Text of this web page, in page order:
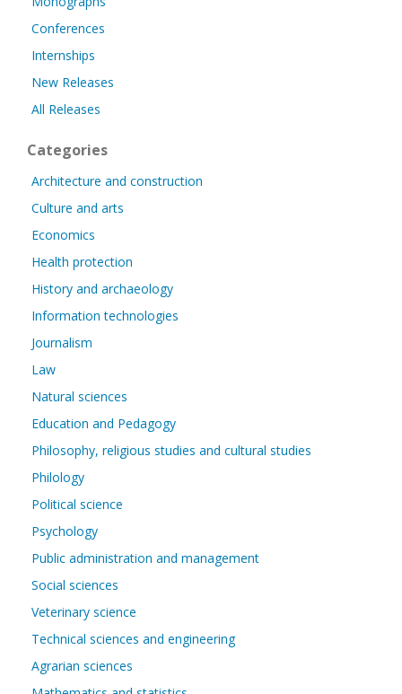
Conferences
Internships
New Releases
All Releases
Categories
Architecture and construction
Culture and arts
Economics
Health protection
History and archaeology
Information technologies
Journalism
Law
Natural sciences
Education and Pedagogy
Philosophy, religious studies and cultural studies
Philology
Political science
Psychology
Public administration and management
Social sciences
Veterinary science
Technical sciences and engineering
Agrarian sciences